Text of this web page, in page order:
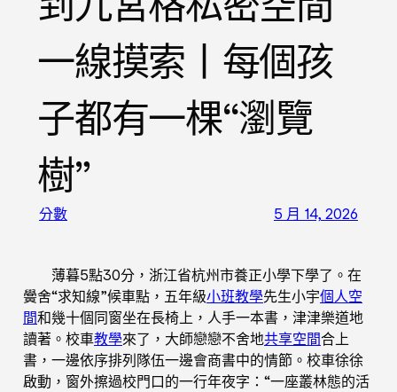
一線摸索丨每個孩
子都有一棵“瀏覽
樹”
分數 5 月 14, 2026
薄暮5點30分，浙江省杭州市養正小學下學了。在
黌舍“求知線”候車點，五年級小班教學先生小宇個人空
間和幾十個同窗坐在長椅上，人手一本書，津津樂道地
讀著。校車教學來了，大師戀戀不舍地共享空間合上
書，一邊依序排列隊伍一邊會商書中的情節。校車徐徐
啟動，窗外擦過校門口的一行年夜字：“一座叢林態的活